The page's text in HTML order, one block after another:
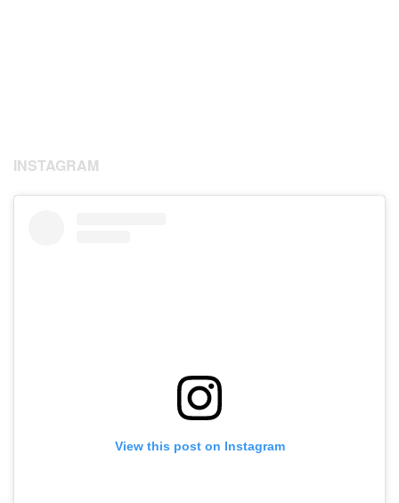
INSTAGRAM
View this post on Instagram